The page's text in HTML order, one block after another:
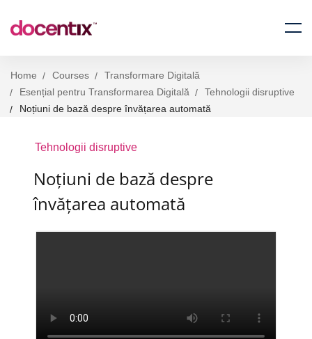
Home Courses
Transformare Digitală
Esențial pentru Transformarea Digitală
Tehnologii disruptive
Noțiuni de bază despre învățarea automată
Tehnologii disruptive
Noțiuni de bază despre
învățarea automată